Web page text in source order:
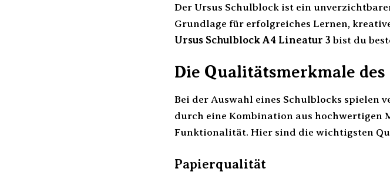
Der Ursus Schulblock ist ein
Grundlage für erfolgreiches Lernen,
Ursus Schulblock A4 Lineatur 3 bist du
Die Qualitätsmerkmale
Bei der Auswahl eines Schulblocks spielen
durch eine Kombination aus
Funktionalität. Hier sind die wichtigsten
Papierqualität